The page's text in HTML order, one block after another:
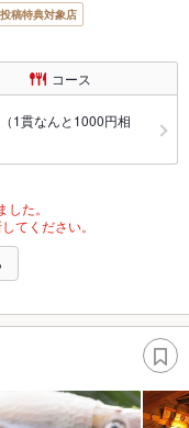
稿特典対象店
コース
1貫なんと1000円相
た。
てください。